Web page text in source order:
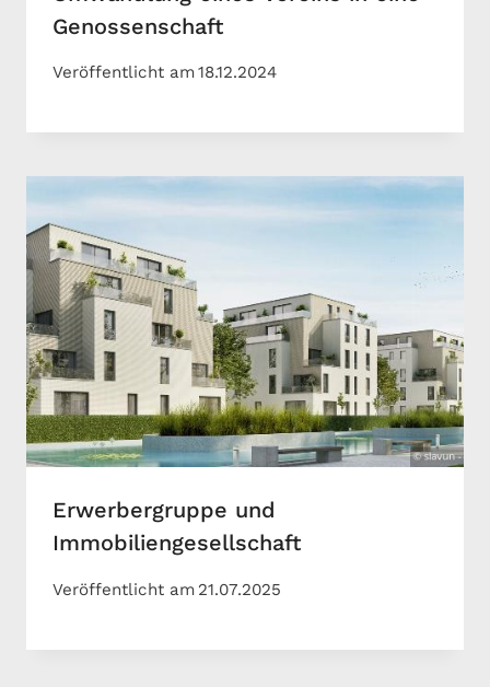
Genossenschaft
Veröffentlicht am18.12.2024
Erwerbergruppe und
Immobiliengesellschaft
Veröffentlicht am 21.07.2025